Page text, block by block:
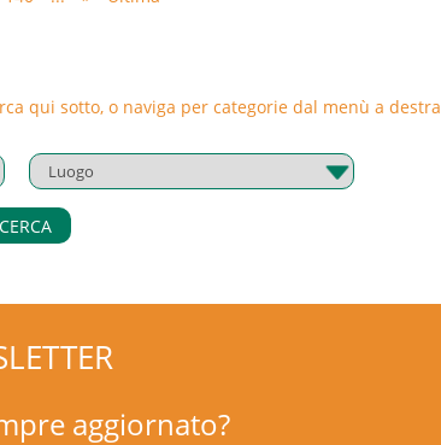
qui sotto, o naviga per categorie dal menù a destra
aggiornato?